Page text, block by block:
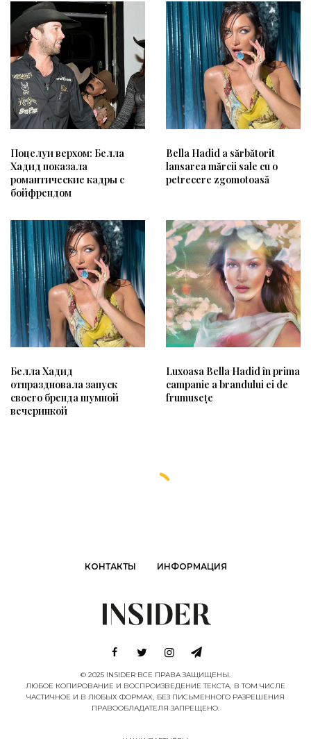
Поцелуи верхом: Белла
Хадид показала
романтические кадры с
бойфрендом
Bella Hadid a sărbătorit
lansarea mărcii sale cu o
petrecere zgomotoasă
Белла Хадид
отпраздновала запуск
своего бренда шумной
вечеринкой
Luxoasa Bella Hadid în prima
campanie a brandului ei de
frumusețe
КОНТАКТЫ ИНФОРМАЦИЯ
© 2025 INSIDER ВСЕ ПРАВА ЗАЩИЩЕНЫ.
ЛЮБОЕ КОПИРОВАНИЕ И ВОСПРОИЗВЕДЕНИЕ ТЕКСТА, В ТОМ ЧИСЛЕ
ЧАСТИЧНОЕ И В ЛЮБЫХ ФОРМАХ, БЕЗ ПИСЬМЕННОГО РАЗРЕШЕНИЯ
ПРАВООБЛАДАТЕЛЯ ЗАПРЕЩЕНО.